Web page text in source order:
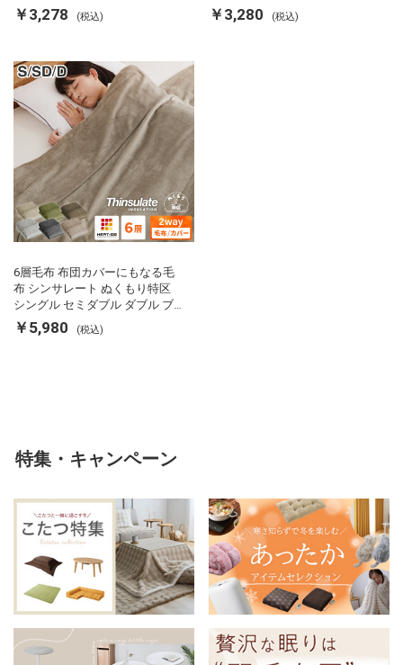
ぽ エコ 節電 節約 省エネ 充電式
エコ電気あんか EWT-2143 スリ
￥3,278 (税込)
使える 軽い 丸洗い 断熱 保温 抗
菌防臭 洗える 防ダニ 軽量 ホコ
￥3,280 (税込)
6層毛布 布団カバーにもなる毛
布 シンサレート ぬくもり特区
シングル セミダブル ダブル ブ
ランケット 掛け布団カバー フラ
ンネル 保温 蓄熱 吸湿 発熱 断熱
￥5,980 (税込)
特集・キャンペーン